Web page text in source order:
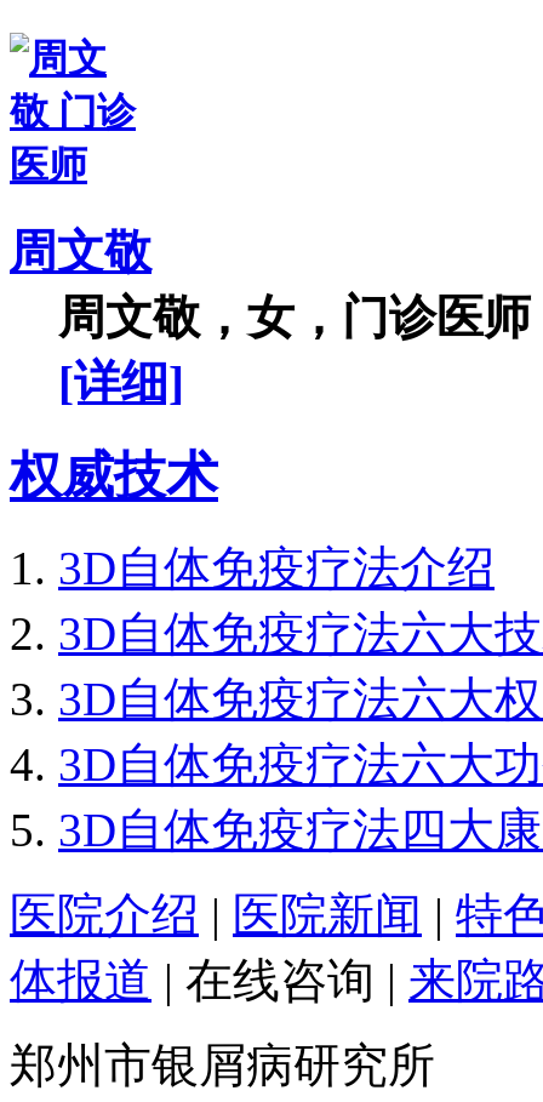
周文敬
周文敬，女，门诊医
[详细]
权威技术
3D自体免疫疗法介绍
3D自体免疫疗法六大
3D自体免疫疗法六大
3D自体免疫疗法六大
3D自体免疫疗法四大
医院介绍 | 医院新闻 | 特
体报道 | 在线咨询 | 来院
郑州市银屑病研究所